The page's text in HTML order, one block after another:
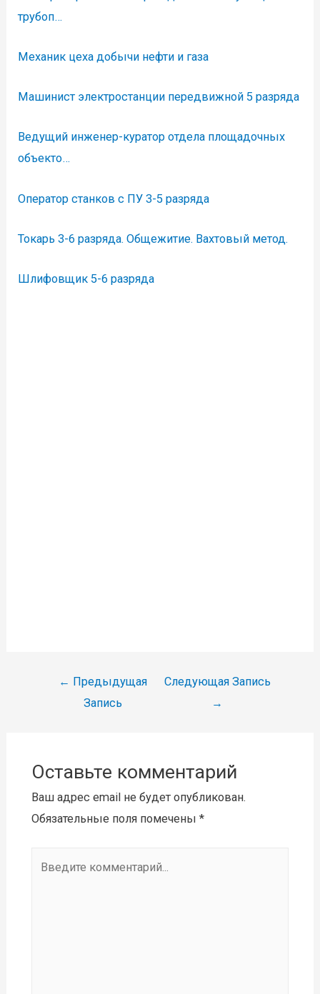
трубоп…
Механик цеха добычи нефти и газа
Машинист электростанции передвижной 5 разряда
Ведущий инженер-куратор отдела площадочных
объекто…
Оператор станков с ПУ 3-5 разряда
Токарь 3-6 разряда. Общежитие. Вахтовый метод.
Шлифовщик 5-6 разряда
Навигация
← Предыдущая
Запись
Следующая Запись
→
Оставьте комментарий
Ваш адрес email не будет опубликован.
Обязательные поля помечены *